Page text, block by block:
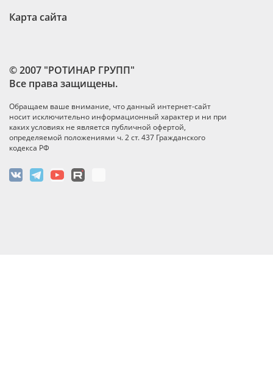
© 2007 "РОТИНАР ГРУПП"
Все права защищены.
Обращаем ваше внимание, что данный интернет-сайт
носит исключительно информационный характер и ни при
каких условиях не является публичной офертой,
определяемой положениями ч. 2 ст. 437 Гражданского
кодекса РФ
Карта сайта